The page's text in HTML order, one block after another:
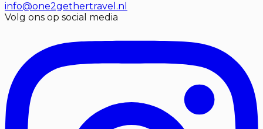
info@one2gethertravel.nl
Volg ons op social media